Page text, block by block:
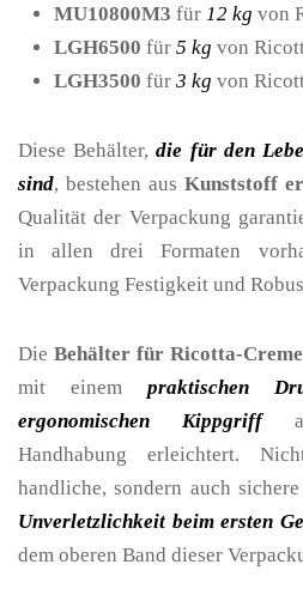
MU10800M3 für 12 kg von
LGH6500 für 5 kg von
LGH3500 für 3 kg von
Diese Behälter,die für den
sind, bestehen aus Kunststoff
Qualität der Verpackung
in allen drei Formaten
Verpackung Festigkeit und
Die Behälter für Ricotta-Creme
mit einem praktischen
ergonomischen Kippgriff
Handhabung erleichtert.
handliche, sondern auch
Unverletzlichkeit beim ersten
dem oberen Band dieser